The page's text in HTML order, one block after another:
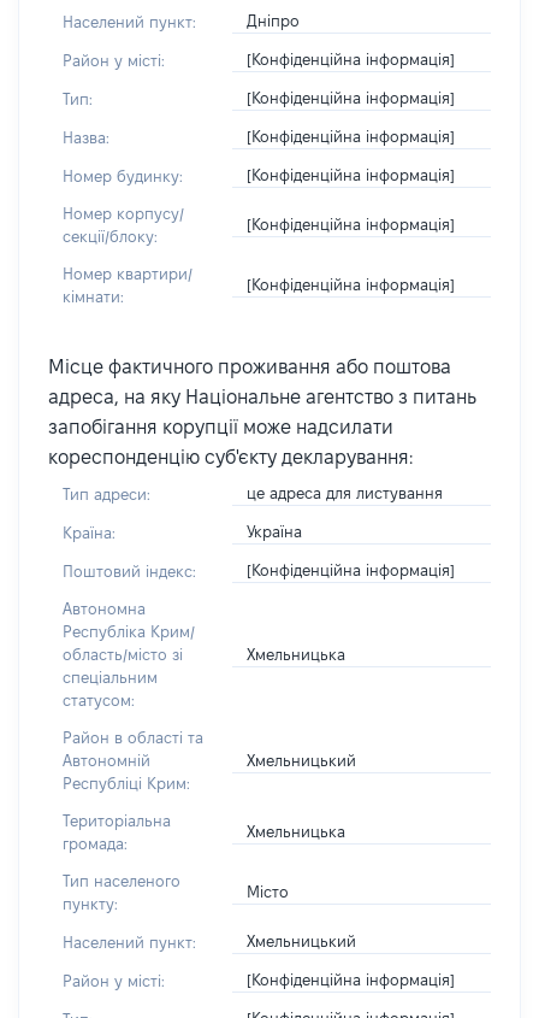
Населений пункт: Дніпро
Район у місті: [Конфіденційна інформація]
Тип: [Конфіденційна інформація]
Назва: [Конфіденційна інформація]
Номер будинку: [Конфіденційна інформація]
Номер корпусу/
секції/блоку:
[Конфіденційна інформація]
Номер квартири/
кімнати:
[Конфіденційна інформація]
Місце фактичного проживання або поштова
адреса, на яку Національне агентство з питань
запобігання корупції може надсилати
кореспонденцію суб'єкту декларування:
Тип адреси: це адреса для листування
Країна: Україна
Поштовий індекс: [Конфіденційна інформація]
Автономна
Республіка Крим/
область/місто зі
спеціальним
статусом:
Хмельницька
Район в області та
Автономній
Республіці Крим:
Хмельницький
Територіальна
громада:
Хмельницька
Тип населеного
пункту:
Місто
Населений пункт: Хмельницький
Район у місті: [Конфіденційна інформація]